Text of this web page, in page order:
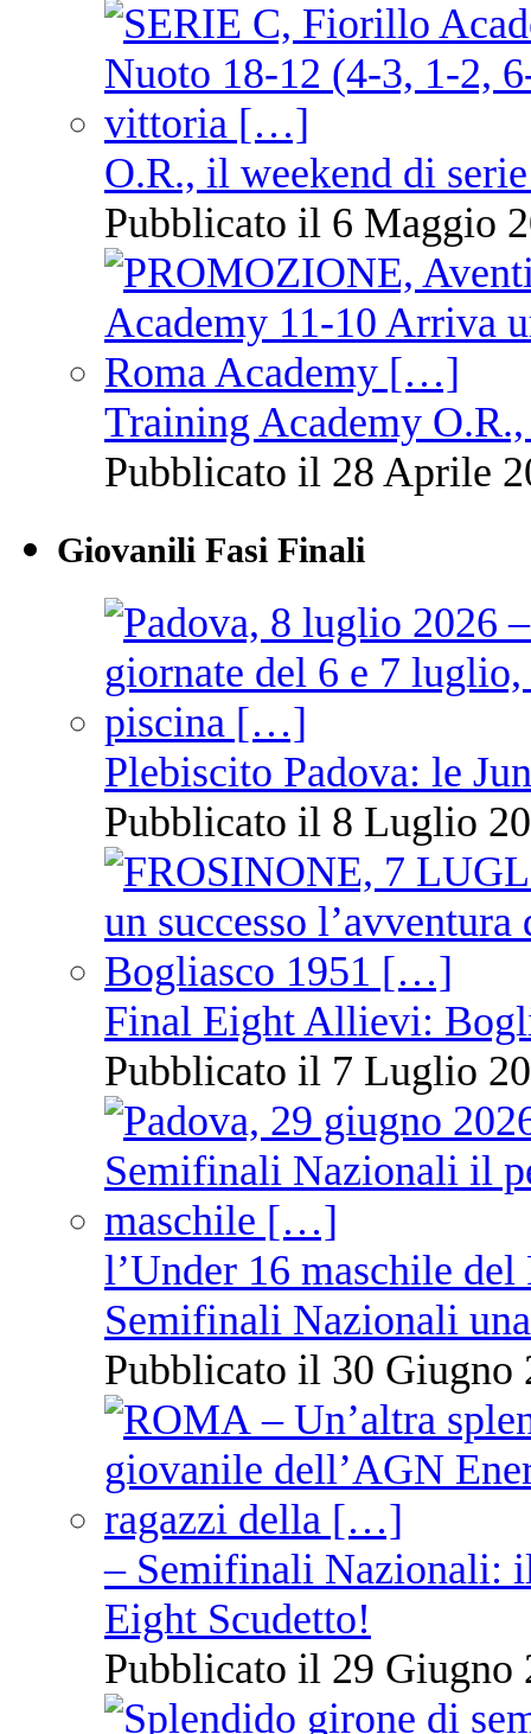
O.R., il weekend di
Pubblicato il 6 Maggio
Training Academy
Pubblicato il 28 Aprile
Giovanili Fasi Finali
Plebiscito Padova: le
Pubblicato il 8 Luglio
Final Eight Allievi:
Pubblicato il 7 Luglio
l’Under 16 maschile
Semifinali Nazionali
Pubblicato il 30 Giugno
– Semifinali Nazionali:
Eight Scudetto!
Pubblicato il 29 Giugno